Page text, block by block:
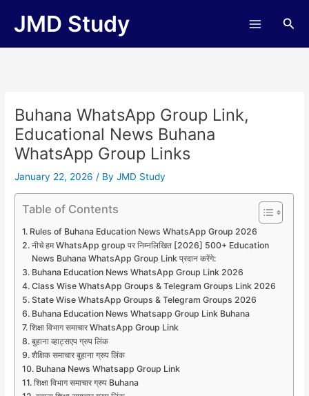
JMD Study
Buhana WhatsApp Group Link,
Educational News Buhana
WhatsApp Group Links
January 22, 2026/ ByJMD Study
Table of Contents
Rules of Buhana Education News WhatsApp Group 2026
नीचे हम WhatsApp group पर निम्नलिखित [2026] 500+ Education
News Buhana WhatsApp Group Link प्रदान करेंगे:
Buhana Education News WhatsApp Group Link 2026
Class Wise WhatsApp Groups & Telegram Groups Link 2026
State Wise WhatsApp Groups & Telegram Groups 2026
Buhana Education News Whatsapp Group Link Buhana
शिक्षा विभाग समाचार WhatsApp Group Link
बुहाना व्हाट्सएप ग्रुप लिंक
शैक्षिक समाचार बुहाना ग्रुप लिंक
Buhana News Whatsapp Group Link
शिक्षा विभाग समाचार ग्रुप Buhana